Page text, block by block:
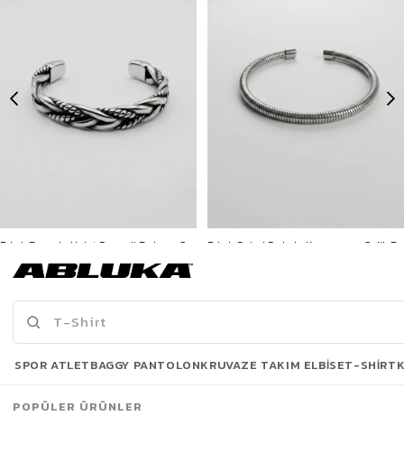
799,90 TL
İNDİRİM
İNDİRİM
Son Bakılanlar
SPOR ATLETBAGGY PANTOLONKRUVAZE TAKIM ELBISET-SHIRT
POPÜLER ÜRÜNLER